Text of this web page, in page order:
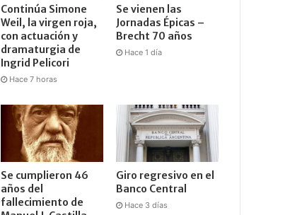
Continúa Simone
Weil, la virgen roja,
con actuación y
dramaturgia de
Ingrid Pelicori
Hace 7 horas
Se vienen las
Jornadas Épicas –
Brecht 70 años
Hace 1 día
Se cumplieron 46
años del
fallecimiento de
Giro regresivo en el
Banco Central
Hace 3 días